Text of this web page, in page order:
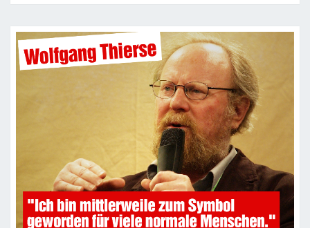
Kölner
Lebenslagenbericht.
Endlich.”